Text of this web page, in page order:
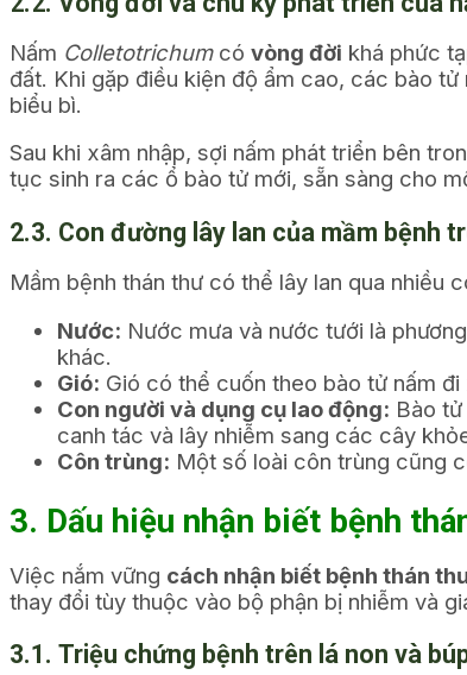
Nấm Colletotrichumcó vòng đời khá phức
đất. Khi gặp điều kiện độ ẩm cao, các bào
biểu bì.
Sau khi xâm nhập, sợi nấm phát triển bên
tục sinh ra các ổ bào tử mới, sẵn sàng cho
2.3. Con đường lây lan của mầm bệnh
Mầm bệnh thán thư có thể lây lan qua nhiều
Nước: Nước mưa và nước tưới là
khác.
Gió: Gió có thể cuốn theo bào tử nấm
Con người và dụng cụ lao động: Bào
canh tác và lây nhiễm sang các cây
Côn trùng: Một số loài côn trùng cũng
3. Dấu hiệu nhận biết bệnh
Việc nắm vững cách nhận biết bệnh thán
thay đổi tùy thuộc vào bộ phận bị nhiễm và
3.1. Triệu chứng bệnh trên lá non và